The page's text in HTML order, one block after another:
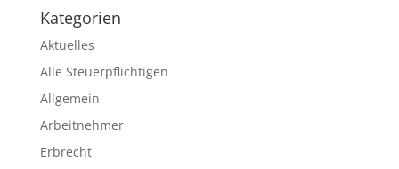
Kategorien
Aktuelles
Alle Steuerpflichtigen
Allgemein
Arbeitnehmer
Erbrecht